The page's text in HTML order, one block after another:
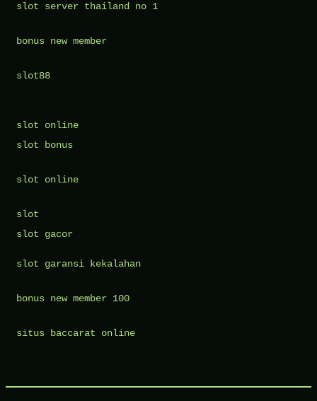
slot server thailand no 1
bonus new member
slot88
slot online
slot bonus
slot online
slot
slot gacor
slot garansi kekalahan
bonus new member 100
situs baccarat online